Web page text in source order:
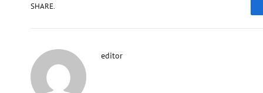
SHARE.
editor